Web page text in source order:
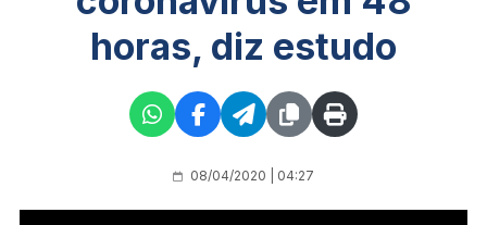
horas, diz estudo
08/04/2020 | 04:27